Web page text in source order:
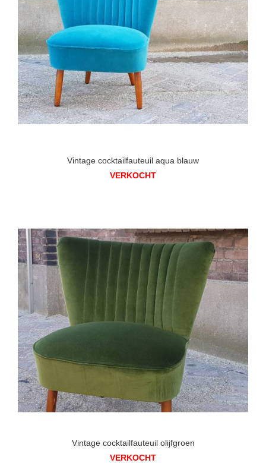
Vintage cocktailfauteuil aqua blauw
VERKOCHT
Vintage cocktailfauteuil olijfgroen
VERKOCHT